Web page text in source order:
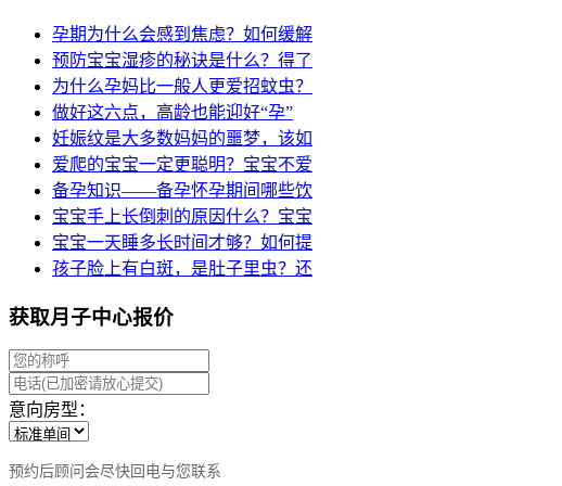
孕期为什么会感到焦虑？如何缓解
预防宝宝湿疹的秘诀是什么？得了
为什么孕妈比一般人更爱招蚊虫？
做好这六点，高龄也能迎好“孕”
妊娠纹是大多数妈妈的噩梦，该如
爱爬的宝宝一定更聪明？宝宝不爱
备孕知识——备孕怀孕期间哪些饮
宝宝手上长倒刺的原因什么？宝宝
宝宝一天睡多长时间才够？如何提
孩子脸上有白斑，是肚子里虫？还
获取月子中心报价
意向房型：
预约后顾问会尽快回电与您联系